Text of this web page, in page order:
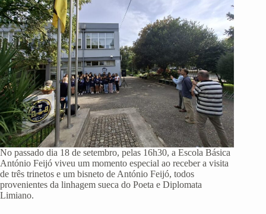
No passado dia 18 de setembro, pelas 16h30, a Escola Básica
António Feijó viveu um momento especial ao receber a visita
de três trinetos e um bisneto de António Feijó, todos
provenientes da linhagem sueca do Poeta e Diplomata
Limiano.